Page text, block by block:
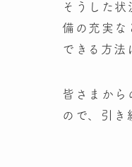
そうした
備の充実な
できる方法
皆さまから
ので、引き